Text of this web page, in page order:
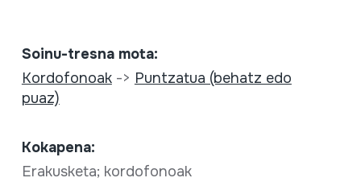
Soinu-tresna mota:
Kordofonoak-> Puntzatua (behatz edo
puaz)
Kokapena:
Erakusketa; kordofonoak